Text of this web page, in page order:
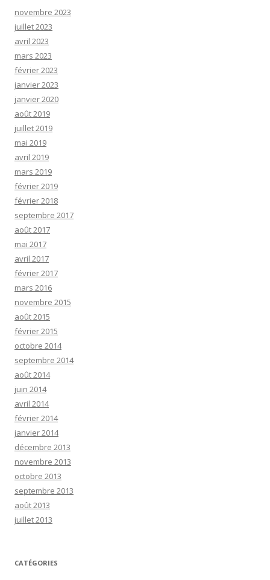
novembre 2023
juillet 2023
avril 2023
mars 2023
février 2023
janvier 2023
janvier 2020
août 2019
juillet 2019
mai 2019
avril 2019
mars 2019
février 2019
février 2018
septembre 2017
août 2017
mai 2017
avril 2017
février 2017
mars 2016
novembre 2015
août 2015
février 2015
octobre 2014
septembre 2014
août 2014
juin 2014
avril 2014
février 2014
janvier 2014
décembre 2013
novembre 2013
octobre 2013
septembre 2013
août 2013
juillet 2013
CATÉGORIES